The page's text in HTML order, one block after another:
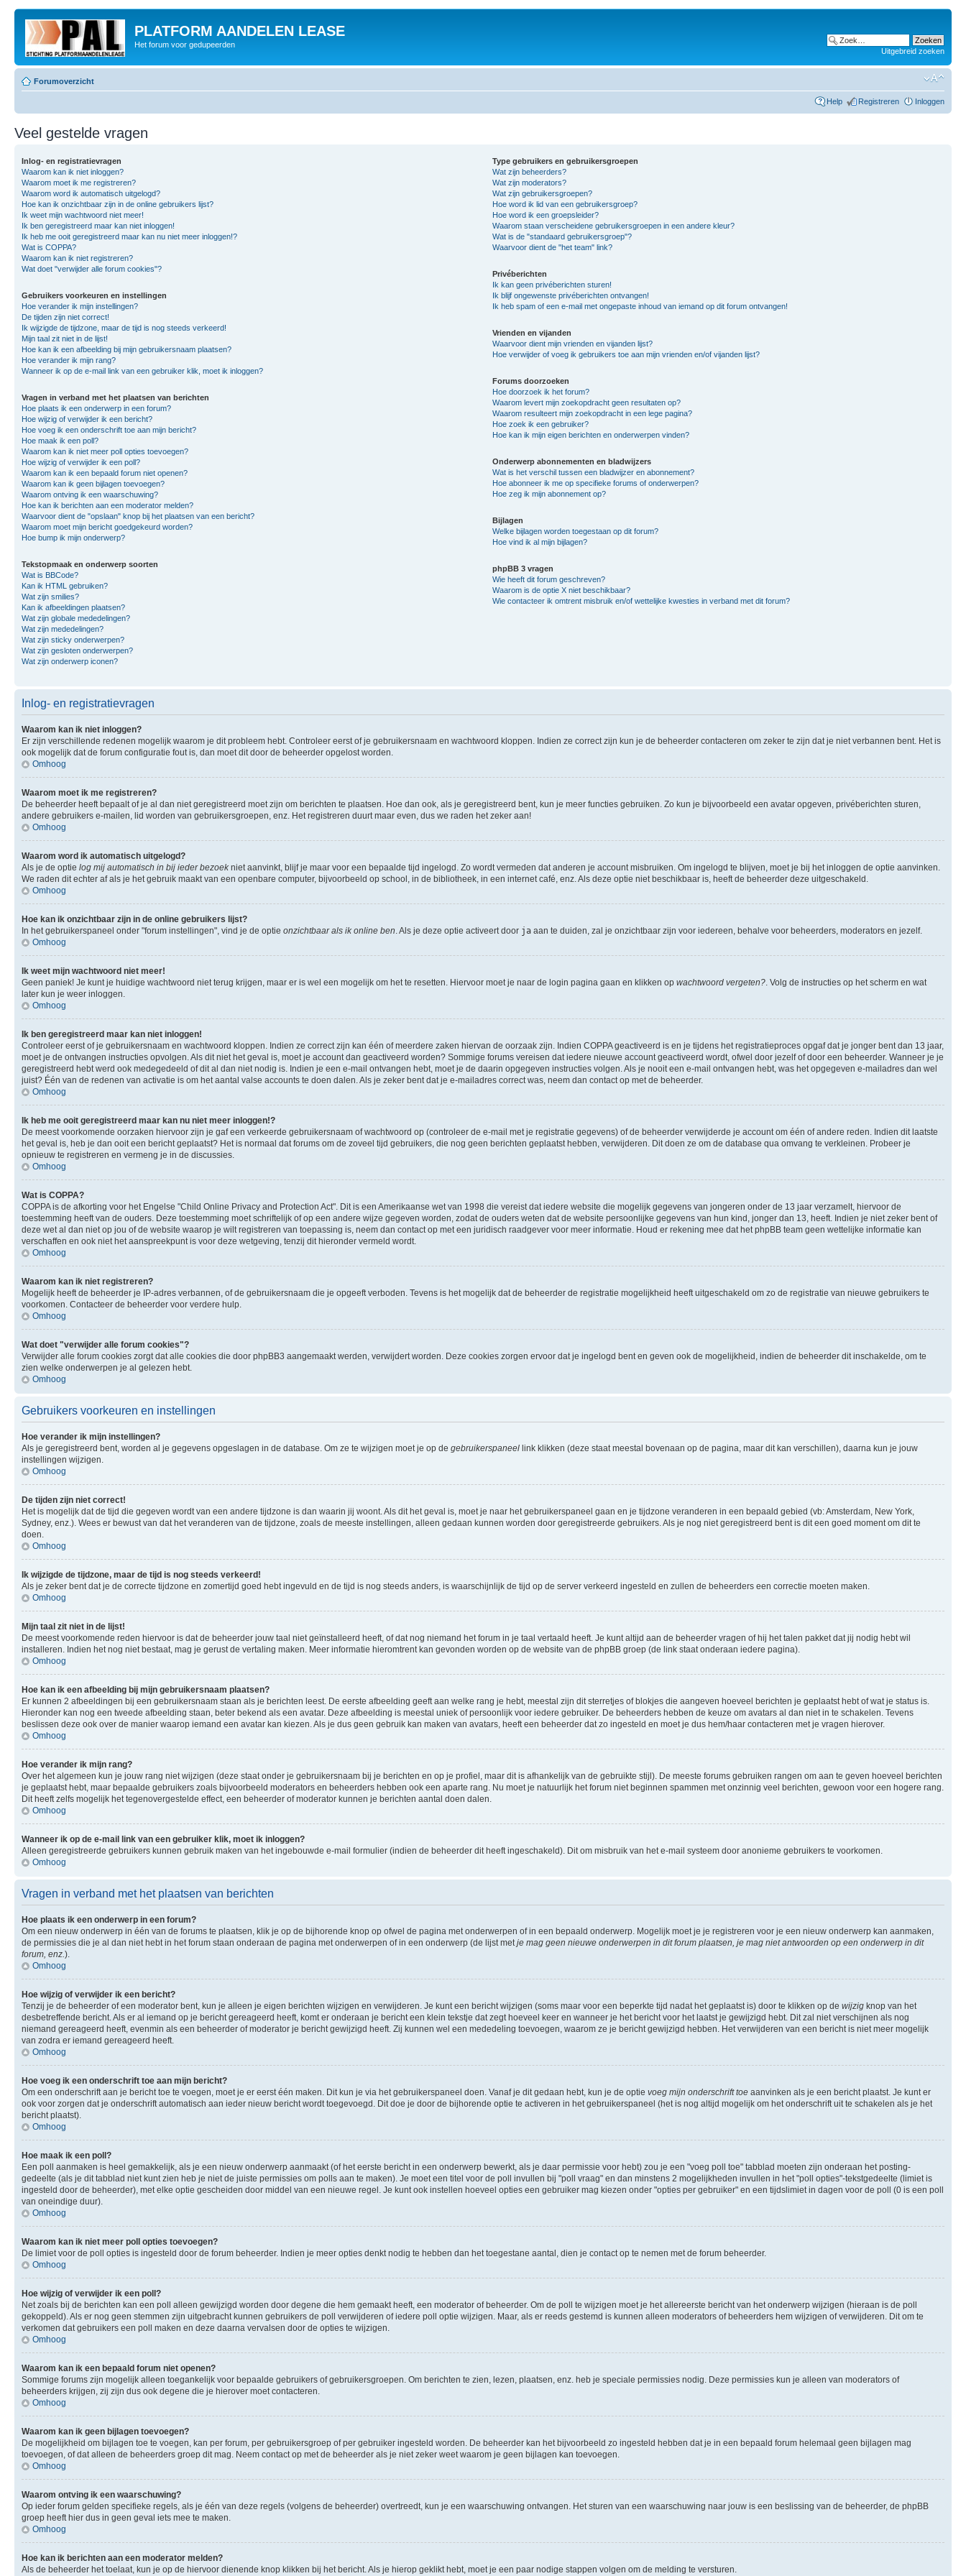
PLATFORM AANDELEN LEASE
Het forum voor gedupeerden
Uitgebreid zoeken
Forumoverzicht
Help Registreren Inloggen
Veel gestelde vragen
Inlog- en registratievragen
Waarom kan ik niet inloggen?
Waarom moet ik me registreren?
Waarom word ik automatisch uitgelogd?
Hoe kan ik onzichtbaar zijn in de online gebruikers lijst?
Ik weet mijn wachtwoord niet meer!
Ik ben geregistreerd maar kan niet inloggen!
Ik heb me ooit geregistreerd maar kan nu niet meer inloggen!?
Wat is COPPA?
Waarom kan ik niet registreren?
Wat doet "verwijder alle forum cookies"?
Gebruikers voorkeuren en instellingen
Hoe verander ik mijn instellingen?
De tijden zijn niet correct!
Ik wijzigde de tijdzone, maar de tijd is nog steeds verkeerd!
Mijn taal zit niet in de lijst!
Hoe kan ik een afbeelding bij mijn gebruikersnaam plaatsen?
Hoe verander ik mijn rang?
Wanneer ik op de e-mail link van een gebruiker klik, moet ik inloggen?
Vragen in verband met het plaatsen van berichten
Hoe plaats ik een onderwerp in een forum?
Hoe wijzig of verwijder ik een bericht?
Hoe voeg ik een onderschrift toe aan mijn bericht?
Hoe maak ik een poll?
Waarom kan ik niet meer poll opties toevoegen?
Hoe wijzig of verwijder ik een poll?
Waarom kan ik een bepaald forum niet openen?
Waarom kan ik geen bijlagen toevoegen?
Waarom ontving ik een waarschuwing?
Hoe kan ik berichten aan een moderator melden?
Waarvoor dient de "opslaan" knop bij het plaatsen van een bericht?
Waarom moet mijn bericht goedgekeurd worden?
Hoe bump ik mijn onderwerp?
Tekstopmaak en onderwerp soorten
Wat is BBCode?
Kan ik HTML gebruiken?
Wat zijn smilies?
Kan ik afbeeldingen plaatsen?
Wat zijn globale mededelingen?
Wat zijn mededelingen?
Wat zijn sticky onderwerpen?
Wat zijn gesloten onderwerpen?
Wat zijn onderwerp iconen?
Type gebruikers en gebruikersgroepen
Wat zijn beheerders?
Wat zijn moderators?
Wat zijn gebruikersgroepen?
Hoe word ik lid van een gebruikersgroep?
Hoe word ik een groepsleider?
Waarom staan verscheidene gebruikersgroepen in een andere kleur?
Wat is de "standaard gebruikersgroep"?
Waarvoor dient de "het team" link?
Privéberichten
Ik kan geen privéberichten sturen!
Ik blijf ongewenste privéberichten ontvangen!
Ik heb spam of een e-mail met ongepaste inhoud van iemand op dit forum ontvangen!
Vrienden en vijanden
Waarvoor dient mijn vrienden en vijanden lijst?
Hoe verwijder of voeg ik gebruikers toe aan mijn vrienden en/of vijanden lijst?
Forums doorzoeken
Hoe doorzoek ik het forum?
Waarom levert mijn zoekopdracht geen resultaten op?
Waarom resulteert mijn zoekopdracht in een lege pagina?
Hoe zoek ik een gebruiker?
Hoe kan ik mijn eigen berichten en onderwerpen vinden?
Onderwerp abonnementen en bladwijzers
Wat is het verschil tussen een bladwijzer en abonnement?
Hoe abonneer ik me op specifieke forums of onderwerpen?
Hoe zeg ik mijn abonnement op?
Bijlagen
Welke bijlagen worden toegestaan op dit forum?
Hoe vind ik al mijn bijlagen?
phpBB 3 vragen
Wie heeft dit forum geschreven?
Waarom is de optie X niet beschikbaar?
Wie contacteer ik omtrent misbruik en/of wettelijke kwesties in verband met dit forum?
Inlog- en registratievragen
Waarom kan ik niet inloggen?
Er zijn verschillende redenen mogelijk waarom je dit probleem hebt. Controleer eerst of je gebruikersnaam en wachtwoord kloppen. Indien ze correct zijn kun je de beheerder contacteren om zeker te zijn dat je niet verbannen bent. Het is
ook mogelijk dat de forum configuratie fout is, dan moet dit door de beheerder opgelost worden.
Omhoog
Waarom moet ik me registreren?
De beheerder heeft bepaalt of je al dan niet geregistreerd moet zijn om berichten te plaatsen. Hoe dan ook, als je geregistreerd bent, kun je meer functies gebruiken. Zo kun je bijvoorbeeld een avatar opgeven, privéberichten sturen,
andere gebruikers e-mailen, lid worden van gebruikersgroepen, enz. Het registreren duurt maar even, dus we raden het zeker aan!
Omhoog
Waarom word ik automatisch uitgelogd?
Als je de optie log mij automatisch in bij ieder bezoekniet aanvinkt, blijf je maar voor een bepaalde tijd ingelogd. Zo wordt vermeden dat anderen je account misbruiken. Om ingelogd te blijven, moet je bij het inloggen de optie aanvinken.
We raden dit echter af als je het gebruik maakt van een openbare computer, bijvoorbeeld op school, in de bibliotheek, in een internet café, enz. Als deze optie niet beschikbaar is, heeft de beheerder deze uitgeschakeld.
Omhoog
Hoe kan ik onzichtbaar zijn in de online gebruikers lijst?
In het gebruikerspaneel onder "forum instellingen", vind je de optie onzichtbaar als ik online ben . Als je deze optie activeert door ja aan te duiden, zal je onzichtbaar zijn voor iedereen, behalve voor beheerders, moderators en jezelf.
Omhoog
Ik weet mijn wachtwoord niet meer!
Geen paniek! Je kunt je huidige wachtwoord niet terug krijgen, maar er is wel een mogelijk om het te resetten. Hiervoor moet je naar de login pagina gaan en klikken op wachtwoord vergeten? . Volg de instructies op het scherm en wat
later kun je weer inloggen.
Omhoog
Ik ben geregistreerd maar kan niet inloggen!
Controleer eerst of je gebruikersnaam en wachtwoord kloppen. Indien ze correct zijn kan één of meerdere zaken hiervan de oorzaak zijn. Indien COPPA geactiveerd is en je tijdens het registratieproces opgaf dat je jonger bent dan 13 jaar,
moet je de ontvangen instructies opvolgen. Als dit niet het geval is, moet je account dan geactiveerd worden? Sommige forums vereisen dat iedere nieuwe account geactiveerd wordt, ofwel door jezelf of door een beheerder. Wanneer je je
geregistreerd hebt werd ook medegedeeld of dit al dan niet nodig is. Indien je een e-mail ontvangen hebt, moet je de daarin opgegeven instructies volgen. Als je nooit een e-mail ontvangen hebt, was het opgegeven e-mailadres dan wel
juist? Één van de redenen van activatie is om het aantal valse accounts te doen dalen. Als je zeker bent dat je e-mailadres correct was, neem dan contact op met de beheerder.
Omhoog
Ik heb me ooit geregistreerd maar kan nu niet meer inloggen!?
De meest voorkomende oorzaken hiervoor zijn je gaf een verkeerde gebruikersnaam of wachtwoord op (controleer de e-mail met je registratie gegevens) of de beheerder verwijderde je account om één of andere reden. Indien dit laatste
het geval is, heb je dan ooit een bericht geplaatst? Het is normaal dat forums om de zoveel tijd gebruikers, die nog geen berichten geplaatst hebben, verwijderen. Dit doen ze om de database qua omvang te verkleinen. Probeer je
opnieuw te registreren en vermeng je in de discussies.
Omhoog
Wat is COPPA?
COPPA is de afkorting voor het Engelse "Child Online Privacy and Protection Act". Dit is een Amerikaanse wet van 1998 die vereist dat iedere website die mogelijk gegevens van jongeren onder de 13 jaar verzamelt, hiervoor de
toestemming heeft van de ouders. Deze toestemming moet schriftelijk of op een andere wijze gegeven worden, zodat de ouders weten dat de website persoonlijke gegevens van hun kind, jonger dan 13, heeft. Indien je niet zeker bent of
deze wet al dan niet op jou of de website waarop je wilt registreren van toepassing is, neem dan contact op met een juridisch raadgever voor meer informatie. Houd er rekening mee dat het phpBB team geen wettelijke informatie kan
verschaffen en ook niet het aanspreekpunt is voor deze wetgeving, tenzij dit hieronder vermeld wordt.
Omhoog
Waarom kan ik niet registreren?
Mogelijk heeft de beheerder je IP-adres verbannen, of de gebruikersnaam die je opgeeft verboden. Tevens is het mogelijk dat de beheerder de registratie mogelijkheid heeft uitgeschakeld om zo de registratie van nieuwe gebruikers te
voorkomen. Contacteer de beheerder voor verdere hulp.
Omhoog
Wat doet "verwijder alle forum cookies"?
Verwijder alle forum cookies zorgt dat alle cookies die door phpBB3 aangemaakt werden, verwijdert worden. Deze cookies zorgen ervoor dat je ingelogd bent en geven ook de mogelijkheid, indien de beheerder dit inschakelde, om te
zien welke onderwerpen je al gelezen hebt.
Omhoog
Gebruikers voorkeuren en instellingen
Hoe verander ik mijn instellingen?
Als je geregistreerd bent, worden al je gegevens opgeslagen in de database. Om ze te wijzigen moet je op de gebruikerspaneel link klikken (deze staat meestal bovenaan op de pagina, maar dit kan verschillen), daarna kun je jouw
instellingen wijzigen.
Omhoog
De tijden zijn niet correct!
Het is mogelijk dat de tijd die gegeven wordt van een andere tijdzone is dan waarin jij woont. Als dit het geval is, moet je naar het gebruikerspaneel gaan en je tijdzone veranderen in een bepaald gebied (vb: Amsterdam, New York,
Sydney, enz.). Wees er bewust van dat het veranderen van de tijdzone, zoals de meeste instellingen, alleen gedaan kunnen worden door geregistreerde gebruikers. Als je nog niet geregistreerd bent is dit een goed moment om dit te
doen.
Omhoog
Ik wijzigde de tijdzone, maar de tijd is nog steeds verkeerd!
Als je zeker bent dat je de correcte tijdzone en zomertijd goed hebt ingevuld en de tijd is nog steeds anders, is waarschijnlijk de tijd op de server verkeerd ingesteld en zullen de beheerders een correctie moeten maken.
Omhoog
Mijn taal zit niet in de lijst!
De meest voorkomende reden hiervoor is dat de beheerder jouw taal niet geïnstalleerd heeft, of dat nog niemand het forum in je taal vertaald heeft. Je kunt altijd aan de beheerder vragen of hij het talen pakket dat jij nodig hebt wil
installeren. Indien het nog niet bestaat, mag je gerust de vertaling maken. Meer informatie hieromtrent kan gevonden worden op de website van de phpBB groep (de link staat onderaan iedere pagina).
Omhoog
Hoe kan ik een afbeelding bij mijn gebruikersnaam plaatsen?
Er kunnen 2 afbeeldingen bij een gebruikersnaam staan als je berichten leest. De eerste afbeelding geeft aan welke rang je hebt, meestal zijn dit sterretjes of blokjes die aangeven hoeveel berichten je geplaatst hebt of wat je status is.
Hieronder kan nog een tweede afbeelding staan, beter bekend als een avatar. Deze afbeelding is meestal uniek of persoonlijk voor iedere gebruiker. De beheerders hebben de keuze om avatars al dan niet in te schakelen. Tevens
beslissen deze ook over de manier waarop iemand een avatar kan kiezen. Als je dus geen gebruik kan maken van avatars, heeft een beheerder dat zo ingesteld en moet je dus hem/haar contacteren met je vragen hierover.
Omhoog
Hoe verander ik mijn rang?
Over het algemeen kun je jouw rang niet wijzigen (deze staat onder je gebruikersnaam bij je berichten en op je profiel, maar dit is afhankelijk van de gebruikte stijl). De meeste forums gebruiken rangen om aan te geven hoeveel berichten
je geplaatst hebt, maar bepaalde gebruikers zoals bijvoorbeeld moderators en beheerders hebben ook een aparte rang. Nu moet je natuurlijk het forum niet beginnen spammen met onzinnig veel berichten, gewoon voor een hogere rang.
Dit heeft zelfs mogelijk het tegenovergestelde effect, een beheerder of moderator kunnen je berichten aantal doen dalen.
Omhoog
Wanneer ik op de e-mail link van een gebruiker klik, moet ik inloggen?
Alleen geregistreerde gebruikers kunnen gebruik maken van het ingebouwde e-mail formulier (indien de beheerder dit heeft ingeschakeld). Dit om misbruik van het e-mail systeem door anonieme gebruikers te voorkomen.
Omhoog
Vragen in verband met het plaatsen van berichten
Hoe plaats ik een onderwerp in een forum?
Om een nieuw onderwerp in één van de forums te plaatsen, klik je op de bijhorende knop op ofwel de pagina met onderwerpen of in een bepaald onderwerp. Mogelijk moet je je registreren voor je een nieuw onderwerp kan aanmaken,
de permissies die je al dan niet hebt in het forum staan onderaan de pagina met onderwerpen of in een onderwerp (de lijst met je mag geen nieuwe onderwerpen in dit forum plaatsen, je mag niet antwoorden op een onderwerp in dit
forum, enz. ).
Omhoog
Hoe wijzig of verwijder ik een bericht?
Tenzij je de beheerder of een moderator bent, kun je alleen je eigen berichten wijzigen en verwijderen. Je kunt een bericht wijzigen (soms maar voor een beperkte tijd nadat het geplaatst is) door te klikken op de wijzig knop van het
desbetreffende bericht. Als er al iemand op je bericht gereageerd heeft, komt er onderaan je bericht een klein tekstje dat zegt hoeveel keer en wanneer je het bericht voor het laatst je gewijzigd hebt. Dit zal niet verschijnen als nog
niemand gereageerd heeft, evenmin als een beheerder of moderator je bericht gewijzigd heeft. Zij kunnen wel een mededeling toevoegen, waarom ze je bericht gewijzigd hebben. Het verwijderen van een bericht is niet meer mogelijk
van zodra er iemand gereageerd heeft.
Omhoog
Hoe voeg ik een onderschrift toe aan mijn bericht?
Om een onderschrift aan je bericht toe te voegen, moet je er eerst één maken. Dit kun je via het gebruikerspaneel doen. Vanaf je dit gedaan hebt, kun je de optie voeg mijn onderschrift toe aanvinken als je een bericht plaatst. Je kunt er
ook voor zorgen dat je onderschrift automatisch aan ieder nieuw bericht wordt toegevoegd. Dit doe je door de bijhorende optie te activeren in het gebruikerspaneel (het is nog altijd mogelijk om het onderschrift uit te schakelen als je het
bericht plaatst).
Omhoog
Hoe maak ik een poll?
Een poll aanmaken is heel gemakkelijk, als je een nieuw onderwerp aanmaakt (of het eerste bericht in een onderwerp bewerkt, als je daar permissie voor hebt) zou je een "voeg poll toe" tabblad moeten zijn onderaan het posting-
gedeelte (als je dit tabblad niet kunt zien heb je niet de juiste permissies om polls aan te maken). Je moet een titel voor de poll invullen bij "poll vraag" en dan minstens 2 mogelijkheden invullen in het "poll opties"-tekstgedeelte (limiet is
ingesteld door de beheerder), met elke optie gescheiden door middel van een nieuwe regel. Je kunt ook instellen hoeveel opties een gebruiker mag kiezen onder "opties per gebruiker" en een tijdslimiet in dagen voor de poll (0 is een poll
van oneindige duur).
Omhoog
Waarom kan ik niet meer poll opties toevoegen?
De limiet voor de poll opties is ingesteld door de forum beheerder. Indien je meer opties denkt nodig te hebben dan het toegestane aantal, dien je contact op te nemen met de forum beheerder.
Omhoog
Hoe wijzig of verwijder ik een poll?
Net zoals bij de berichten kan een poll alleen gewijzigd worden door degene die hem gemaakt heeft, een moderator of beheerder. Om de poll te wijzigen moet je het allereerste bericht van het onderwerp wijzigen (hieraan is de poll
gekoppeld). Als er nog geen stemmen zijn uitgebracht kunnen gebruikers de poll verwijderen of iedere poll optie wijzigen. Maar, als er reeds gestemd is kunnen alleen moderators of beheerders hem wijzigen of verwijderen. Dit om te
verkomen dat gebruikers een poll maken en deze daarna vervalsen door de opties te wijzigen.
Omhoog
Waarom kan ik een bepaald forum niet openen?
Sommige forums zijn mogelijk alleen toegankelijk voor bepaalde gebruikers of gebruikersgroepen. Om berichten te zien, lezen, plaatsen, enz. heb je speciale permissies nodig. Deze permissies kun je alleen van moderators of
beheerders krijgen, zij zijn dus ook degene die je hierover moet contacteren.
Omhoog
Waarom kan ik geen bijlagen toevoegen?
De mogelijkheid om bijlagen toe te voegen, kan per forum, per gebruikersgroep of per gebruiker ingesteld worden. De beheerder kan het bijvoorbeeld zo ingesteld hebben dat je in een bepaald forum helemaal geen bijlagen mag
toevoegen, of dat alleen de beheerders groep dit mag. Neem contact op met de beheerder als je niet zeker weet waarom je geen bijlagen kan toevoegen.
Omhoog
Waarom ontving ik een waarschuwing?
Op ieder forum gelden specifieke regels, als je één van deze regels (volgens de beheerder) overtreedt, kun je een waarschuwing ontvangen. Het sturen van een waarschuwing naar jouw is een beslissing van de beheerder, de phpBB
groep heeft hier dus in geen geval iets mee te maken.
Omhoog
Hoe kan ik berichten aan een moderator melden?
Als de beheerder het toelaat, kun je op de hiervoor dienende knop klikken bij het bericht. Als je hierop geklikt hebt, moet je een paar nodige stappen volgen om de melding te versturen.